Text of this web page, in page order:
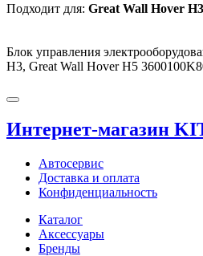
Подходит для: Great Wall Hover
Блок управления
H3, Great Wall Hover H5
Интернет-магазин
Автосервис
Доставка и оплата
Конфиденциальность
Каталог
Аксессуары
Бренды